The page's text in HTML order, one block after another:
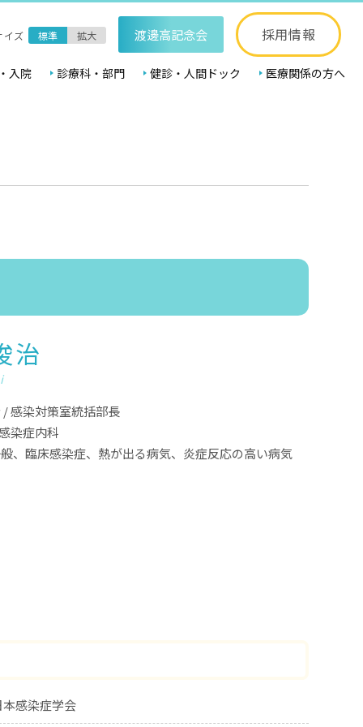
イズ 標準 拡大 渡邊高記念会 採用情報
入院 診療科・部門 健診・人間ドック 医療関係の方へ
治
/ 感染対策室統括部長
染症内科
、臨床感染症、熱が出る病気、炎症反応の高い病気
本感染症学会